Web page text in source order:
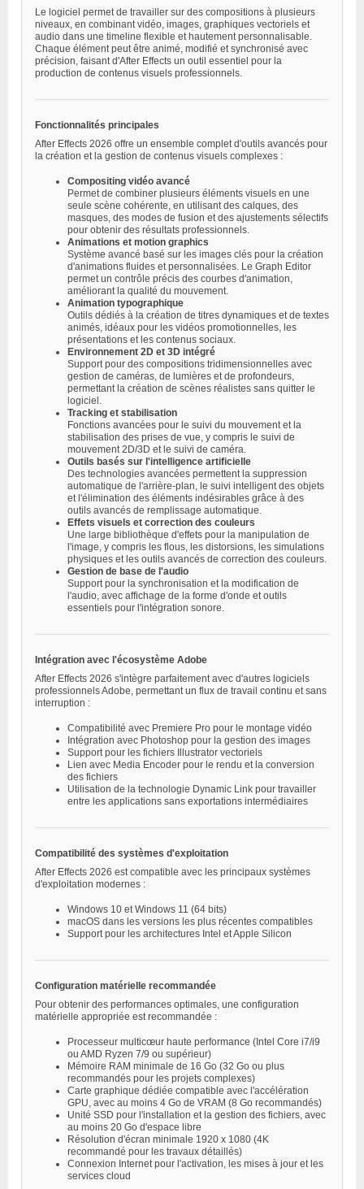
Le logiciel permet de travailler sur des compositions à plusieurs
niveaux, en combinant vidéo, images, graphiques vectoriels et
audio dans une timeline flexible et hautement personnalisable.
Chaque élément peut être animé, modifié et synchronisé avec
précision, faisant d'After Effects un outil essentiel pour la
production de contenus visuels professionnels.
Fonctionnalités principales
After Effects 2026 offre un ensemble complet d'outils avancés pour
la création et la gestion de contenus visuels complexes :
Compositing vidéo avancé
Permet de combiner plusieurs éléments visuels en une
seule scène cohérente, en utilisant des calques, des
masques, des modes de fusion et des ajustements sélectifs
pour obtenir des résultats professionnels.
Animations et motion graphics
Système avancé basé sur les images clés pour la création
d'animations fluides et personnalisées. Le Graph Editor
permet un contrôle précis des courbes d'animation,
améliorant la qualité du mouvement.
Animation typographique
Outils dédiés à la création de titres dynamiques et de textes
animés, idéaux pour les vidéos promotionnelles, les
présentations et les contenus sociaux.
Environnement 2D et 3D intégré
Support pour des compositions tridimensionnelles avec
gestion de caméras, de lumières et de profondeurs,
permettant la création de scènes réalistes sans quitter le
logiciel.
Tracking et stabilisation
Fonctions avancées pour le suivi du mouvement et la
stabilisation des prises de vue, y compris le suivi de
mouvement 2D/3D et le suivi de caméra.
Outils basés sur l'intelligence artificielle
Des technologies avancées permettent la suppression
automatique de l'arrière-plan, le suivi intelligent des objets
et l'élimination des éléments indésirables grâce à des
outils avancés de remplissage automatique.
Effets visuels et correction des couleurs
Une large bibliothèque d'effets pour la manipulation de
l'image, y compris les flous, les distorsions, les simulations
physiques et les outils avancés de correction des couleurs.
Gestion de base de l'audio
Support pour la synchronisation et la modification de
l'audio, avec affichage de la forme d'onde et outils
essentiels pour l'intégration sonore.
Intégration avec l'écosystème Adobe
After Effects 2026 s'intègre parfaitement avec d'autres logiciels
professionnels Adobe, permettant un flux de travail continu et sans
interruption :
Compatibilité avec Premiere Pro pour le montage vidéo
Intégration avec Photoshop pour la gestion des images
Support pour les fichiers Illustrator vectoriels
Lien avec Media Encoder pour le rendu et la conversion
des fichiers
Utilisation de la technologie Dynamic Link pour travailler
entre les applications sans exportations intermédiaires
Compatibilité des systèmes d'exploitation
After Effects 2026 est compatible avec les principaux systèmes
d'exploitation modernes :
Windows 10 et Windows 11 (64 bits)
macOS dans les versions les plus récentes compatibles
Support pour les architectures Intel et Apple Silicon
Configuration matérielle recommandée
Pour obtenir des performances optimales, une configuration
matérielle appropriée est recommandée :
Processeur multicœur haute performance (Intel Core i7/i9
ou AMD Ryzen 7/9 ou supérieur)
Mémoire RAM minimale de 16 Go (32 Go ou plus
recommandés pour les projets complexes)
Carte graphique dédiée compatible avec l'accélération
GPU, avec au moins 4 Go de VRAM (8 Go recommandés)
Unité SSD pour l'installation et la gestion des fichiers, avec
au moins 20 Go d'espace libre
Résolution d'écran minimale 1920 x 1080 (4K
recommandé pour les travaux détaillés)
Connexion Internet pour l'activation, les mises à jour et les
services cloud